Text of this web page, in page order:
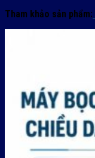
Tham khảo sản phẩm: